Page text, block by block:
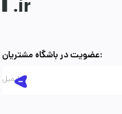
عضویت در باشگاه مشتریان: